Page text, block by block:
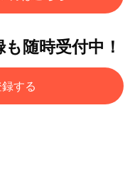
随時受付中！
する